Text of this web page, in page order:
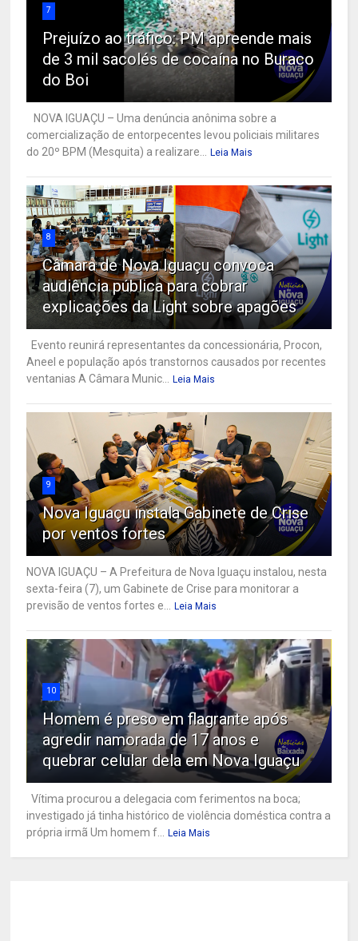
7
Prejuízo ao tráfico: PM apreende mais
de 3 mil sacolés de cocaína no Buraco
do Boi
NOVA IGUAÇU – Uma denúncia anônima sobre a
comercialização de entorpecentes levou policiais militares
do 20º BPM (Mesquita) a realizare... Leia Mais
8
Câmara de Nova Iguaçu convoca
audiência pública para cobrar
explicações da Light sobre apagões
Evento reunirá representantes da concessionária, Procon,
Aneel e população após transtornos causados por recentes
ventanias A Câmara Munic... Leia Mais
9
Nova Iguaçu instala Gabinete de Crise
por ventos fortes
NOVA IGUAÇU – A Prefeitura de Nova Iguaçu instalou, nesta
sexta-feira (7), um Gabinete de Crise para monitorar a
previsão de ventos fortes e... Leia Mais
10
Homem é preso em flagrante após
agredir namorada de 17 anos e
quebrar celular dela em Nova Iguaçu
Vítima procurou a delegacia com ferimentos na boca;
investigado já tinha histórico de violência doméstica contra a
própria irmã Um homem f... Leia Mais